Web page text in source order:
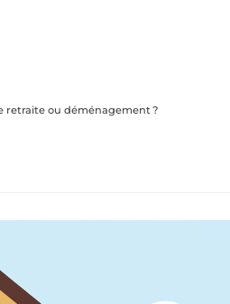
retraite ou déménagement ?